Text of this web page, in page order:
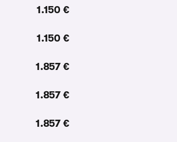
1.150 €
1.150 €
1.857 €
1.857 €
1.857 €